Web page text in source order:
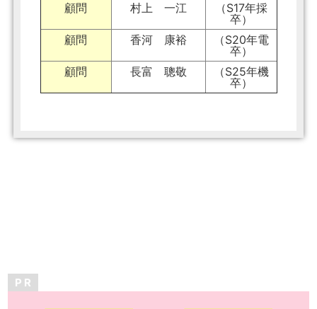
顧問
村上 一江
（S17年採
卒）
顧問
香河 康裕
（S20年電
卒）
顧問
長富 聰敬
（S25年機
卒）
P R